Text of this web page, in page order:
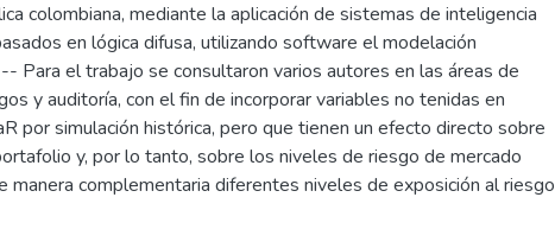
colombiana, mediante la aplicación de sistemas de inteligencia
en lógica difusa, utilizando software el modelación
Para el trabajo se consultaron varios autores en las áreas de
y auditoría, con el fin de incorporar variables no tenidas en
por simulación histórica, pero que tienen un efecto directo sobre
y, por lo tanto, sobre los niveles de riesgo de mercado
manera complementaria diferentes niveles de exposición al riesgo